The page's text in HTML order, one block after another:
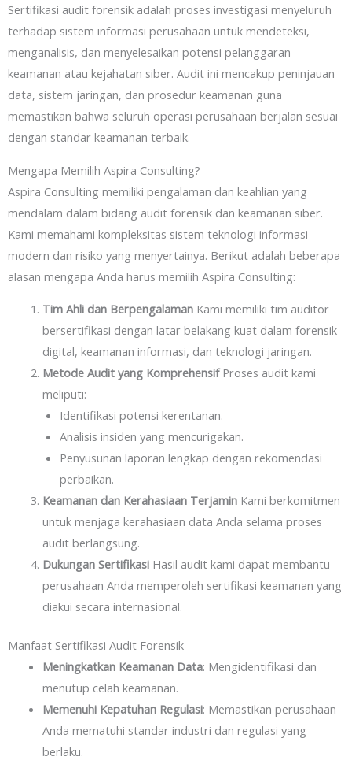
Sertifikasi audit forensik adalah proses investigasi menyeluruh
terhadap sistem informasi perusahaan untuk mendeteksi,
menganalisis, dan menyelesaikan potensi pelanggaran
keamanan atau kejahatan siber. Audit ini mencakup peninjauan
data, sistem jaringan, dan prosedur keamanan guna
memastikan bahwa seluruh operasi perusahaan berjalan sesuai
dengan standar keamanan terbaik.
Mengapa Memilih Aspira Consulting?
Aspira Consulting memiliki pengalaman dan keahlian yang
mendalam dalam bidang audit forensik dan keamanan siber.
Kami memahami kompleksitas sistem teknologi informasi
modern dan risiko yang menyertainya. Berikut adalah beberapa
alasan mengapa Anda harus memilih Aspira Consulting:
Tim Ahli dan BerpengalamanKami memiliki tim auditor
bersertifikasi dengan latar belakang kuat dalam forensik
digital, keamanan informasi, dan teknologi jaringan.
Metode Audit yang KomprehensifProses audit kami
meliputi:
Identifikasi potensi kerentanan.
Analisis insiden yang mencurigakan.
Penyusunan laporan lengkap dengan rekomendasi
perbaikan.
Keamanan dan Kerahasiaan TerjaminKami berkomitmen
untuk menjaga kerahasiaan data Anda selama proses
audit berlangsung.
Dukungan SertifikasiHasil audit kami dapat membantu
perusahaan Anda memperoleh sertifikasi keamanan yang
diakui secara internasional.
Manfaat Sertifikasi Audit Forensik
Meningkatkan Keamanan Data: Mengidentifikasi dan
menutup celah keamanan.
Memenuhi Kepatuhan Regulasi: Memastikan perusahaan
Anda mematuhi standar industri dan regulasi yang
berlaku.